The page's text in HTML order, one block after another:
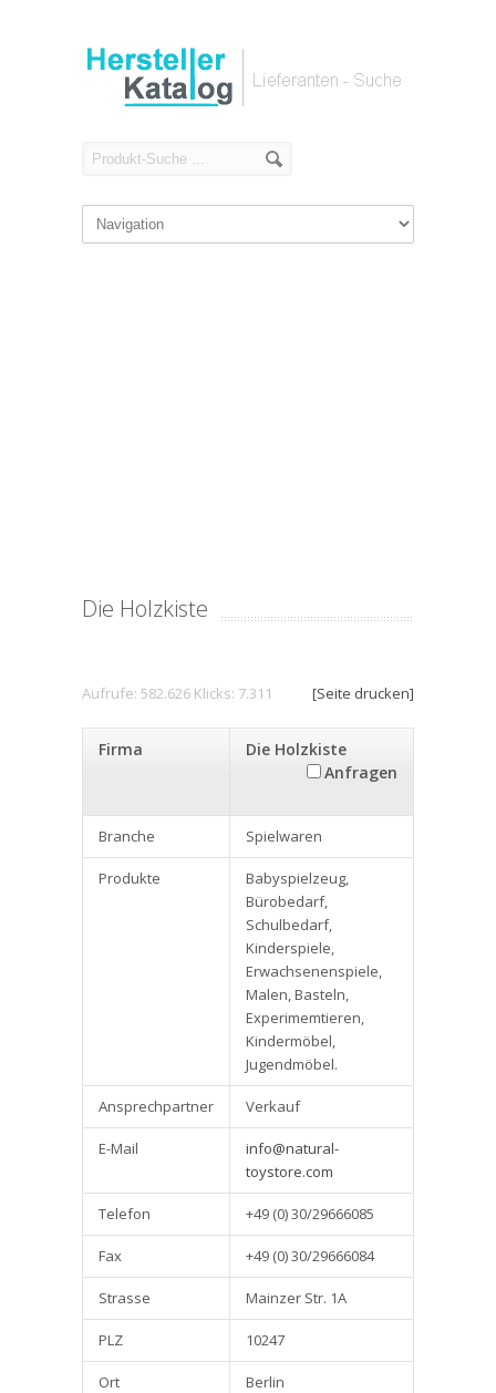
Die Holzkiste
Aufrufe: 582.626 Klicks: 7.311 [Seite drucken]
Firma
Die Holzkiste
Anfragen
Branche Spielwaren
Produkte
Babyspielzeug,
Bürobedarf,
Schulbedarf,
Kinderspiele,
Erwachsenenspiele,
Malen, Basteln,
Experimemtieren,
Kindermöbel,
Jugendmöbel.
Ansprechpartner Verkauf
E-Mail
info@natural-
toystore.com
Telefon +49 (0) 30/29666085
Fax +49 (0) 30/29666084
Strasse Mainzer Str. 1A
PLZ 10247
Ort Berlin